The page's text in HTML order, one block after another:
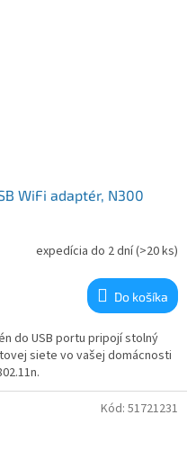
WiFi adaptér, N300
expedícia do 2 dní(>20 ks)
Do košíka
do USB portu pripojí stolný
siete vo vašej domácnosti
Kód: 51721231